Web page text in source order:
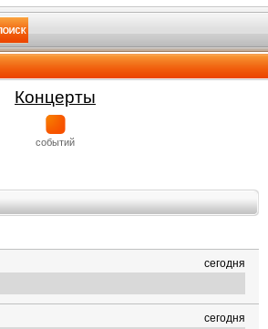
Концерты
событий
сегодня
сегодня